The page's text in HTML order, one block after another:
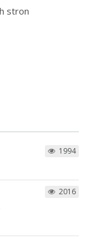
stron
1994
2016